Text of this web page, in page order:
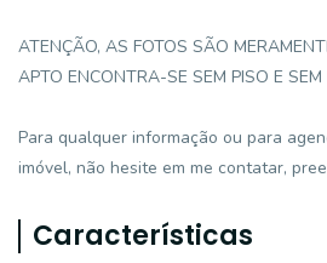
ATENÇÃO, AS FOTOS SÃO
APTO ENCONTRA-SE SEM PISO E SEM
Para qualquer informação ou para
imóvel, não hesite em me contatar,
Características